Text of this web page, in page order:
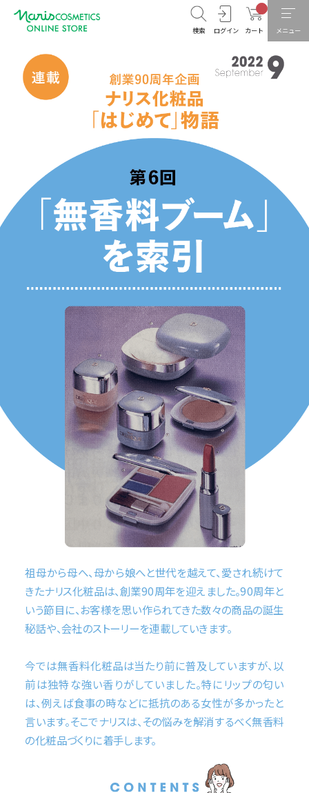
検索 ログイン カート メニュー
祖母から母へ、母から娘へと世代を越えて、愛され続けて
きたナリス化粧品は、創業90周年を迎えました。90周年と
いう節目に、お客様を思い作られてきた数々の商品の誕生
秘話や、会社のストーリーを連載していきます。
今では無香料化粧品は当たり前に普及していますが、以
前は独特な強い香りがしていました。特にリップの匂い
は、例えば食事の時などに抵抗のある女性が多かったと
言います。そこでナリスは、その悩みを解消するべく無香料
の化粧品づくりに着手します。